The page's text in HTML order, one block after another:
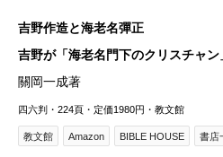
吉野作造と海老名彈正
吉野が「海老名門下のクリスチャ
關岡一成著
四六判・224頁・定価1980円・教文館
教文館 Amazon BIBLE HOUSE 書店